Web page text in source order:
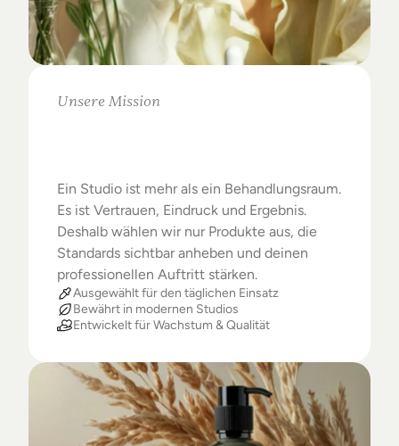
Unsere Mission
Ein Studio ist mehr als ein Behandlungsraum.
Es ist Vertrauen, Eindruck und Ergebnis.
Deshalb wählen wir nur Produkte aus, die
Standards sichtbar anheben und deinen
professionellen Auftritt stärken.
Ausgewählt für den täglichen Einsatz
Bewährt in modernen Studios
Entwickelt für Wachstum & Qualität